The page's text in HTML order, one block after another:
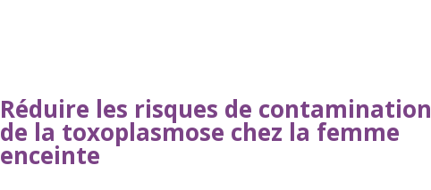
Réduire les risques de contamination
de la toxoplasmose chez la femme
enceinte